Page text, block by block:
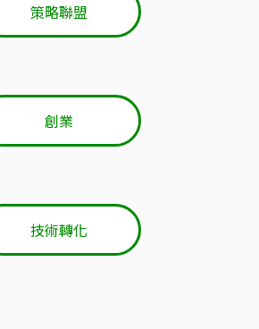
策略聯盟
創業
技術轉化